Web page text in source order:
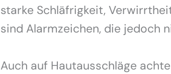
starke Schläfrigkeit,
sind Alarmzeichen, die jedoch
Auch auf Hautausschläge